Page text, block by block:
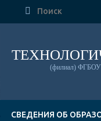

(филиал) ФГБОУ
СВЕДЕНИЯ ОБ